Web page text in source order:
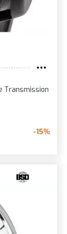
Transmission
-15%